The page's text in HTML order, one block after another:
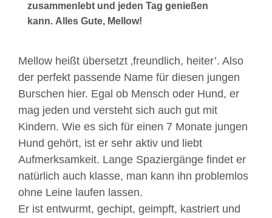
zusammenlebt und jeden Tag genießen
kann. Alles Gute, Mellow!
Mellow heißt übersetzt ‚freundlich, heiter’. Also
der perfekt passende Name für diesen jungen
Burschen hier. Egal ob Mensch oder Hund, er
mag jeden und versteht sich auch gut mit
Kindern. Wie es sich für einen 7 Monate jungen
Hund gehört, ist er sehr aktiv und liebt
Aufmerksamkeit. Lange Spaziergänge findet er
natürlich auch klasse, man kann ihn problemlos
ohne Leine laufen lassen.
Er ist entwurmt, gechipt, geimpft, kastriert und